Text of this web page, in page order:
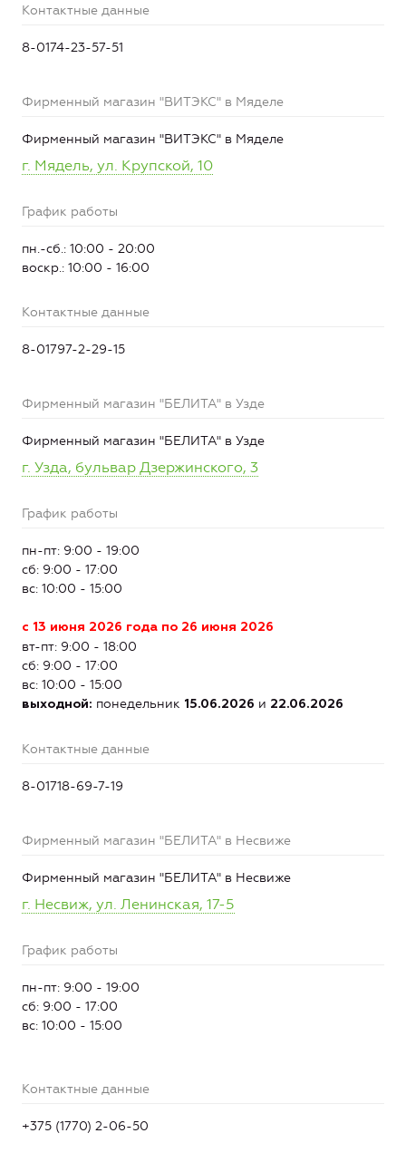
Контактные данные
8-0174-23-57-51
Фирменный магазин "ВИТЭКС" в Мяделе
Фирменный магазин "ВИТЭКС" в Мяделе
г. Мядель, ул. Крупской, 10
График работы
пн.-сб.: 10:00 - 20:00
воскр.: 10:00 - 16:00
Контактные данные
8-01797-2-29-15
Фирменный магазин "БЕЛИТА" в Узде
Фирменный магазин "БЕЛИТА" в Узде
г. Узда, бульвар Дзержинского, 3
График работы
пн-пт: 9:00 - 19:00
сб: 9:00 - 17:00
вс: 10:00 - 15:00
с 13 июня 2026 года по 26 июня 2026
вт-пт: 9:00 - 18:00
сб: 9:00 - 17:00
вс: 10:00 - 15:00
выходной: понедельник 15.06.2026 и 22.06.2026
Контактные данные
8-01718-69-7-19
Фирменный магазин "БЕЛИТА" в Несвиже
Фирменный магазин "БЕЛИТА" в Несвиже
г. Несвиж, ул. Ленинская, 17-5
График работы
пн-пт: 9:00 - 19:00
сб: 9:00 - 17:00
вс: 10:00 - 15:00
Контактные данные
+375 (1770) 2-06-50